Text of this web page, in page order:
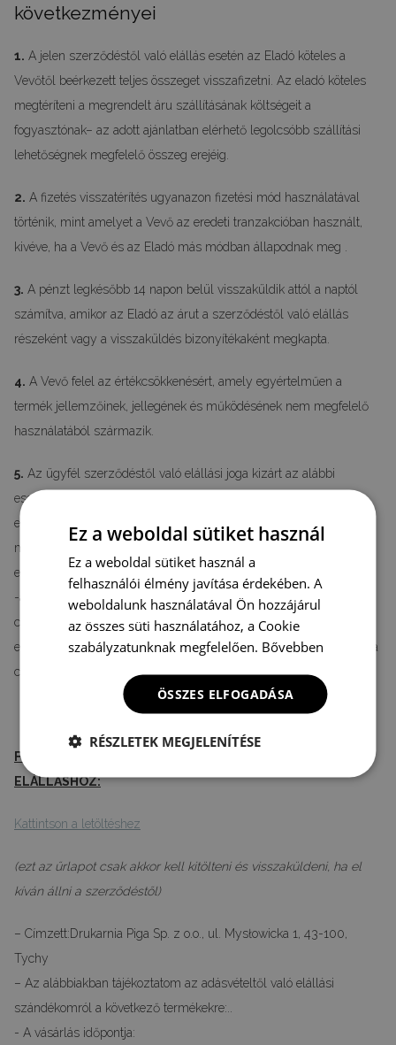
következményei
1. A jelen szerződéstől való elállás esetén az Eladó köteles a
Vevőtől beérkezett teljes összeget visszafizetni. Az eladó köteles
megtéríteni a megrendelt áru szállításának költségeit a
fogyasztónak– az adott ajánlatban elérhető legolcsóbb szállítási
lehetőségnek megfelelő összeg erejéig.
2. A fizetés visszatérítés ugyanazon fizetési mód használatával
történik, mint amelyet a Vevő az eredeti tranzakcióban használt,
kivéve, ha a Vevő és az Eladó más módban állapodnak meg .
3. A pénzt legkésőbb 14 napon belül visszaküldik attól a naptól
számítva, amikor az Eladó az árut a szerződéstől való elállás
részeként vagy a visszaküldés bizonyítékaként megkapta.
4. A Vevő felel az értékcsökkenésért, amely egyértelműen a
termék jellemzőinek, jellegének és működésének nem megfelelő
használatából származik.
5. Az ügyfél szerződéstől való elállási joga kizárt az alábbi
esetekben :-azon szerződések, melyekben a szolgáltatás nem
előregyártott termékre vonatkozik, amelyet a fogyasztó által
megadott jellemzőknek megfelelően gyártanak le, vagy amelyek
egyedi igények kielégítésére szolgálnak,
-azon szerződések, amelyekben a szerződés tárgyát lezárt
csomagban szállítják, amelyet a csomagolás felnyitása után
egészségügyi vagy higiéniai okokból nem lehet visszaküldeni, ha a
csomagolást a szállítást követően megnyitották
FORMANYOMTATVÁNY MINTA A SZERZŐDÉSTŐL VALÓ
ELÁLLÁSHOZ:
Kattintson a letöltéshez
(ezt az űrlapot csak akkor kell kitölteni és visszaküldeni, ha el
kíván állni a szerződéstől)
– Címzett:Drukarnia Piga Sp. z o.o., ul. Mysłowicka 1, 43-100,
Tychy
– Az alábbiakban tájékoztatom az adásvételtől való elállási
szándékomról a következő termékekre:..
- A vásárlás időpontja:
Ez a weboldal sütiket használ
Ez a weboldal sütiket használ a
felhasználói élmény javítása érdekében. A
weboldalunk használatával Ön hozzájárul
az összes süti használatához, a Cookie
szabályzatunknak megfelelően. Bővebben
ÖSSZES ELFOGADÁSA
RÉSZLETEK MEGJELENÍTÉSE